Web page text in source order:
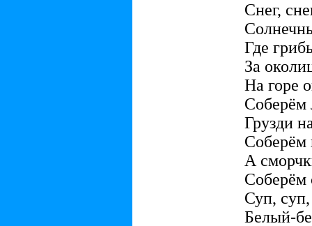
Снег,
Где
За
На горе
Соберём
Грузди
Соберём
А
Соберём
Суп,
Белый-